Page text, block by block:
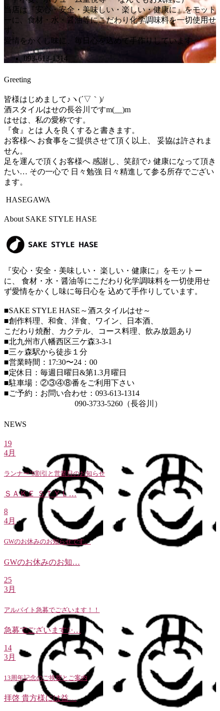
当店は『安心・安全・美味しい・楽しい・健康に』をモット
ーに、食材・水・醤油等にこだわり化学調味料を一切使用せ
ず、
愛情をかくし味に、毎日心を込めて手作りしています。
093-613-1314
Greeting
皆様はじめまして♪ヽ(´▽｀)/
酒スタイルはせの長谷川ですm(__)m
はせは、私の愛称です。
『食』とは 人を良くすると書きます。
お客様へ お食事をご提供させて頂く以上、 妥協は許されま
せん。
足を運んで頂くお客様へ 感謝し、笑顔で♪ 健康になって頂き
たい… その一心で 日々勉強 日々精進して参る所存でござい
ます。
HASEGAWA
About SAKE STYLE HASE
『安心・安全・美味しい・ 楽しい・健康に』をモットー
に、 食材・水・醤油等にこだわり化学調味料を一切使用せ
ず愛情をかくし味に毎日心を 込めて手作りしています。
■SAKE STYLE HASE～酒スタイルはせ～
■創作料理、和食、洋食、ワイン、日本酒、
こだわり焼酎、カクテル、コース料理、飲み放題あり
■北九州市八幡西区三ケ森3-3-1
■三ヶ森駅から徒歩１分
■営業時間：17:30〜24：00
■定休日：毎週日曜日&第1.3月曜日
■駐車場：②③④⑧番をご利用下さい
■ご予約：お問い合わせ：093-613-1314
090-3733-5260（長谷川）
NEWS
19
4月
ランナー’S割引と営業日のお知らせ
ＳＡＫＥ ＳＴＹＬ…
8
4月
GWのお休みのお知らせです。
GWのお休みのお知…
25
3月
アルバイト急募でございます！！
急募でございます✨…
14
3月
13周年記念のご挨拶とご案内
拝啓 貴方様には益…